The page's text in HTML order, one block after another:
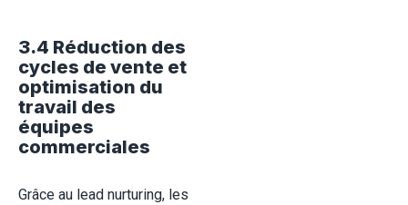
3.4 Réduction des
cycles de vente et
optimisation du
travail des
équipes
commerciales
Grâce au lead nurturing, les